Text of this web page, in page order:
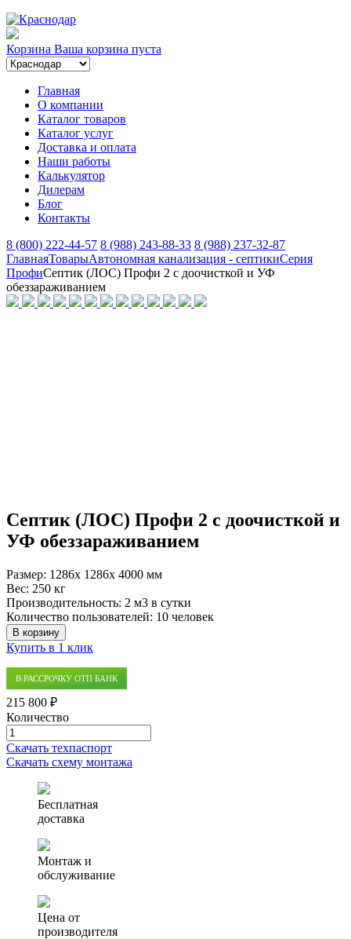
Корзина Ваша корзина пуста
Главная
О компании
Каталог товаров
Каталог услуг
Доставка и оплата
Наши работы
Калькулятор
Дилерам
Блог
Контакты
8 (800) 222-44-57 8 (988) 243-88-33 8 (988) 237-32-87
ГлавнаяТоварыАвтономная канализация - септикиСерия
ПрофиСептик (ЛОС) Профи 2 с доочисткой и УФ
обеззараживанием
Септик (ЛОС) Профи 2 с доочисткой и
УФ обеззараживанием
Размер: 1286x 1286x 4000 мм
Вес: 250 кг
Производительность: 2 м3 в сутки
Количество пользователей: 10 человек
В корзину
Купить в 1 клик
В РАССРОЧКУ ОТП БАНК
215 800 ₽
Количество
Количество
товара
Септик
Профи
доочисткой
обеззараживанием
Скачать техпаспорт
Скачать схему монтажа
Бесплатная
доставка
Монтаж и
обслуживание
Цена от
производителя